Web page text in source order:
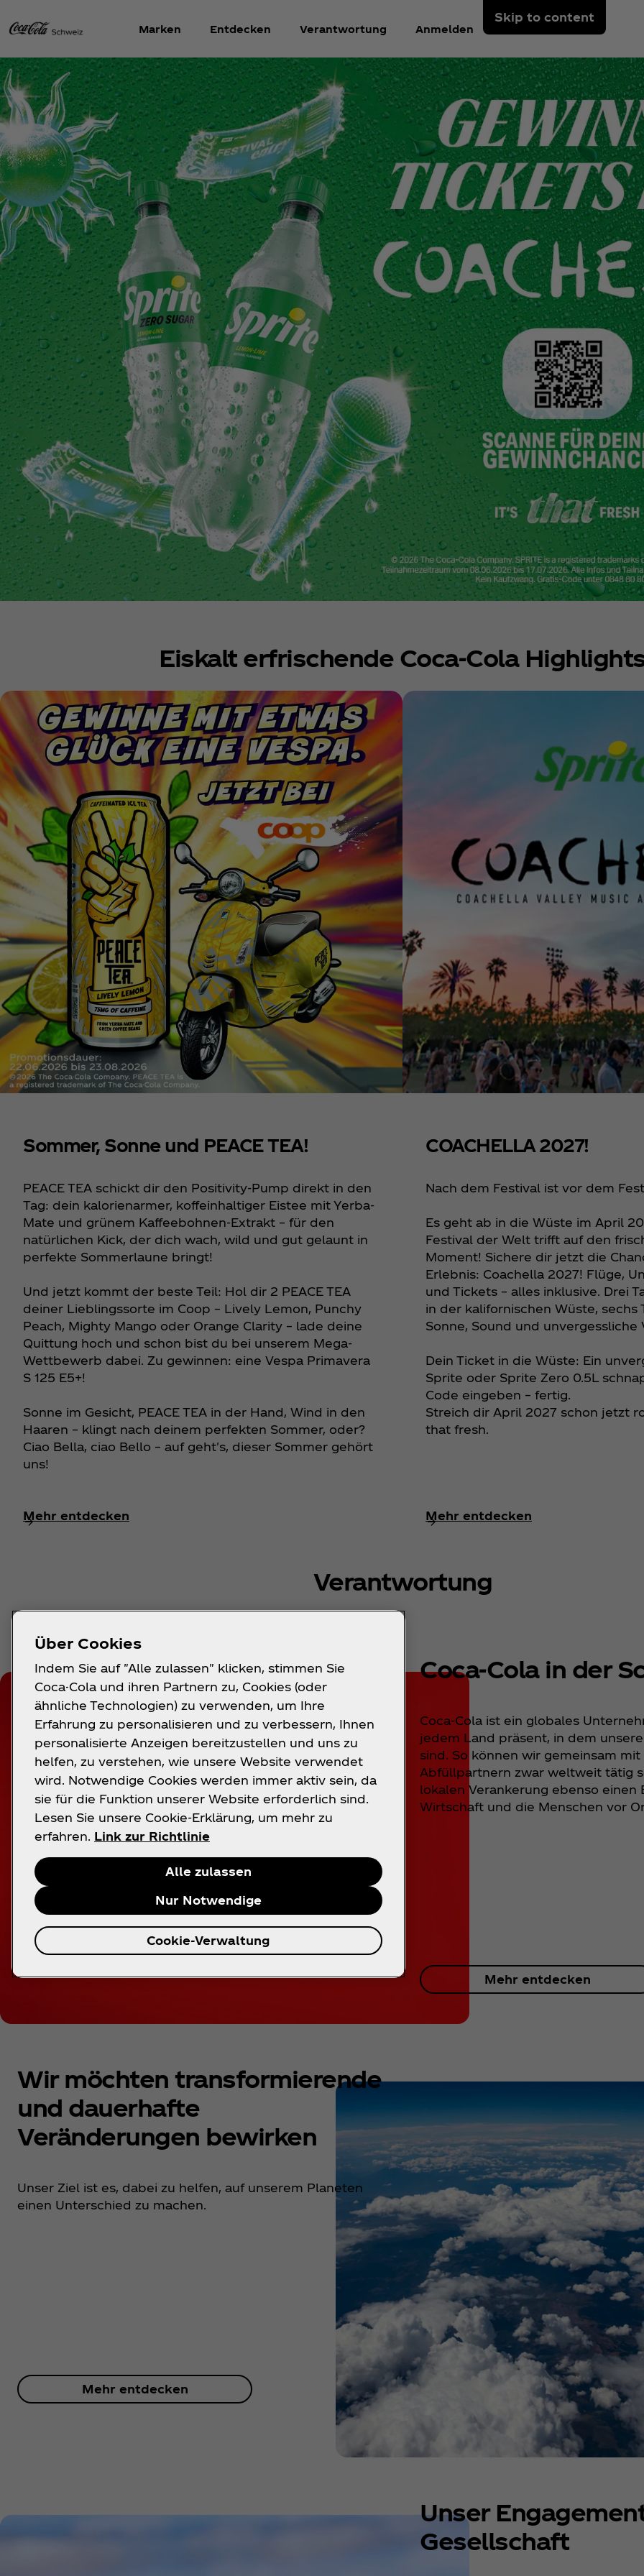
Skip to content
Marken Entdecken Verantwortung Anmelden
Eiskalt erfrischende Coca‑Cola
Sommer, Sonne und PEACE TEA!
PEACE TEA schickt dir den Positivity-Pump direkt in den
Tag: dein kalorienarmer, koffeinhaltiger Eistee mit Yerba-
Mate und grünem Kaffeebohnen-Extrakt – für den
natürlichen Kick, der dich wach, wild und gut gelaunt in
perfekte Sommerlaune bringt!
Und jetzt kommt der beste Teil: Hol dir 2 PEACE TEA
deiner Lieblingssorte im Coop – Lively Lemon, Punchy
Peach, Mighty Mango oder Orange Clarity – lade deine
Quittung hoch und schon bist du bei unserem Mega-
Wettbewerb dabei. Zu gewinnen: eine Vespa Primavera
S 125 E5+!
Sonne im Gesicht, PEACE TEA in der Hand, Wind in den
Haaren – klingt nach deinem perfekten Sommer, oder?
Ciao Bella, ciao Bello – auf geht's, dieser Sommer gehört
uns!
Mehr entdecken
COACHELLA 2027!
Nach dem Festival ist vor dem
Es geht ab in die Wüste im April
Festival der Welt trifft auf den
Moment! Sichere dir jetzt die
Erlebnis: Coachella 2027! Flüge,
und Tickets – alles inklusive. Drei
in der kalifornischen Wüste, sechs
Sonne, Sound und unvergessliche
Dein Ticket in die Wüste: Ein
Sprite oder Sprite Zero 0.5L
Code eingeben – fertig.
Streich dir April 2027 schon jetzt
that fresh.
Mehr entdecken
Verantwortung
Coca‑Cola in der
Coca‑Cola ist ein globales
jedem Land präsent, in dem
sind. So können wir gemeinsam
Abfüllpartnern zwar weltweit tätig
lokalen Verankerung ebenso einen
Wirtschaft und die Menschen vor
Mehr entdecken
Wir möchten transformierende
und dauerhafte
Veränderungen bewirken
Unser Ziel ist es, dabei zu helfen, auf unserem Planeten
einen Unterschied zu machen.
Mehr entdecken
Unser
Gesellschaft
Über Cookies
Indem Sie auf "Alle zulassen" klicken, stimmen Sie
Coca-Cola und ihren Partnern zu, Cookies (oder
ähnliche Technologien) zu verwenden, um Ihre
Erfahrung zu personalisieren und zu verbessern, Ihnen
personalisierte Anzeigen bereitzustellen und uns zu
helfen, zu verstehen, wie unsere Website verwendet
wird. Notwendige Cookies werden immer aktiv sein, da
sie für die Funktion unserer Website erforderlich sind.
Lesen Sie unsere Cookie-Erklärung, um mehr zu
erfahren. Link zur Richtlinie
Alle zulassen
Nur Notwendige
Cookie-Verwaltung